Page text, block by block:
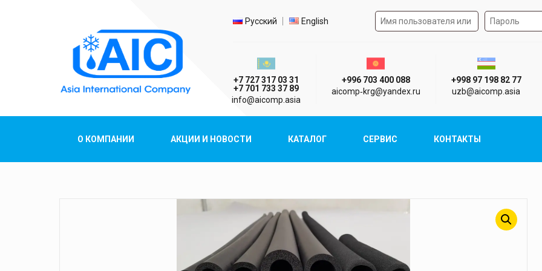
Выбор языка
Русский English Форма авторизации на
Казахстан г. Алматы
+7 727 317 03 31
+7 701 733 37 89
info@aicomp.asia
Киргизия г. Бишкек
+996 703 400 088
aicomp‑krg@yandex.ru
Узбекистан
+998 97 198 82 77
uzb@aicomp.asia
О КОМПАНИИ АКЦИИ И НОВОСТИ КАТАЛОГ СЕРВИС КОНТАКТЫ